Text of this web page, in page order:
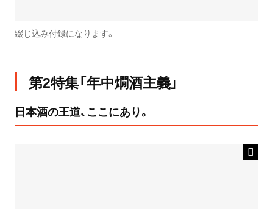
綴じ込み付録になります。
第2特集「年中燗酒主義」
日本酒の王道、ここにあり。